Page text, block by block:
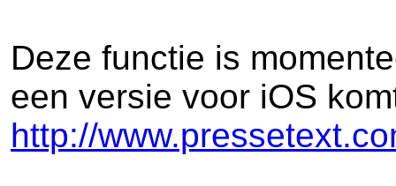
Deze functie is
een versie voor iOS
http://